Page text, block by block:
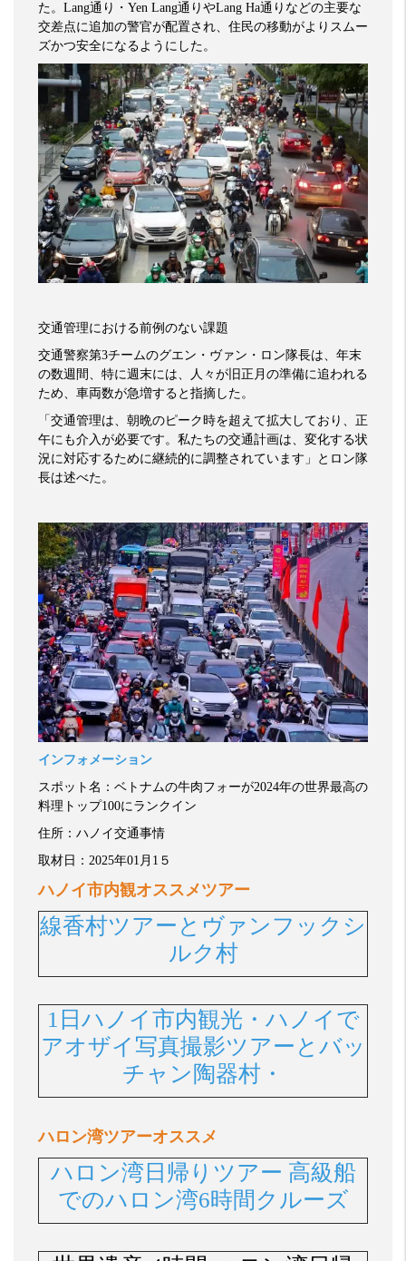
た。 Lang通り・ Yen Lang通りやLang Ha通りなどの主要な
交差点に追加の警官が配置され、住民の移動がよりスムー
ズかつ安全になるようにした。
交通管理における前例のない課題
交通警察第3チームのグエン・ヴァン・ロン隊長は、年末
の数週間、特に週末には、人々が旧正月の準備に追われる
ため、車両数が急増すると指摘した。
「交通管理は、朝晩のピーク時を超えて拡大しており、正
午にも介入が必要です。私たちの交通計画は、変化する状
況に対応するために継続的に調整されています」とロン隊
長は述べた。
インフォメーション
スポット名： ベトナムの牛肉フォーが2024年の世界最高の
料理トップ100にランクイン
住所：ハノイ交通事情
取材日： 2025年01月 1５
ハノイ市内観オススメツアー
線香村ツアーとヴァンフックシ
ルク村
1日ハノイ市内観光・ハノイで
アオザイ写真撮影ツアーとバッ
チャン陶器村・
ハロン湾ツアーオススメ
ハロン湾日帰りツアー 高級船
でのハロン湾6時間クルーズ